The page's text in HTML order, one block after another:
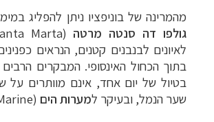
מהמרינה של בוניפציו ניתן להפליג
גולפו דה סנטה מרטה (
Marta
לאיונים לבנבנים קטנים, הנראים
בתוך הכחול האינסופי. המבקרים
בטיול של יום אחד, אינם מוותרים על
שער הנמל, ובעיקר למערות הים (